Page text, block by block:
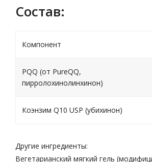
Состав:
Компонент
PQQ (от PureQQ,
пирролохинолинхинон)
Коэнзим Q10 USP (убихинон)
Другие ингредиенты:
Вегетарианский мягкий гель